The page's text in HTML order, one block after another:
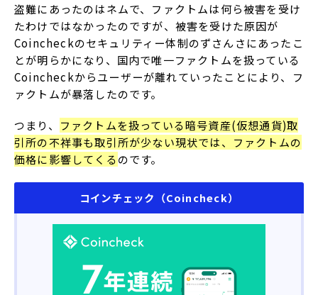
盗難にあったのはネムで、ファクトムは何ら被害を受け
たわけではなかったのですが、被害を受けた原因が
Coincheckのセキュリティー体制のずさんさにあったこ
とが明らかになり、国内で唯一ファクトムを扱っている
Coincheckからユーザーが離れていったことにより、フ
ァクトムが暴落したのです。
つまり、
ファクトムを扱っている暗号資産(仮想通貨)取
引所の不祥事も取引所が少ない現状では、ファクトムの
価格に影響してくるのです。
コインチェック（Coincheck）